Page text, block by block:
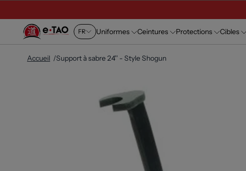
FR Uniformes Ceintures Protections Cibles
Accueil Support à sabre 24'' - Style Shogun